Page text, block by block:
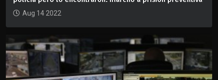
Aug 14 2022